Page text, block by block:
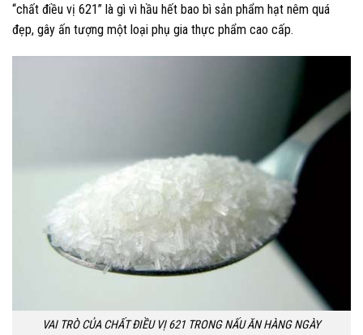
“chất điều vị 621” là gì vì hầu hết bao bì sản phẩm hạt nêm quá
đẹp, gây ấn tượng một loại phụ gia thực phẩm cao cấp.
VAI TRÒ CỦA CHẤT ĐIỀU VỊ 621 TRONG NẤU ĂN HÀNG NGÀY